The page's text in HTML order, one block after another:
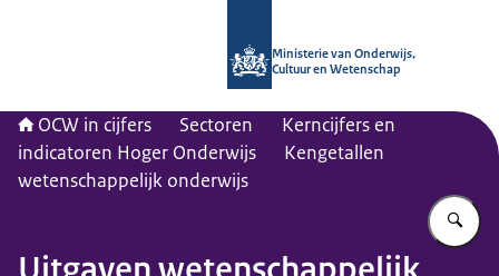
Ministerie van Onderwijs,
Cultuur en Wetenschap
OCW in cijfers Sectoren
Kerncijfers en
indicatoren Hoger Onderwijs
Kengetallen
wetenschappelijk onderwijs